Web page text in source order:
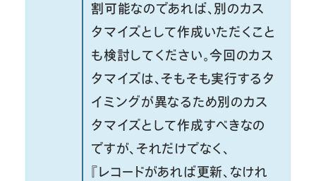
割可能なのであれば、別のカス
タマイズとして作成いただくこと
も検討してください。今回のカス
タマイズは、そもそも実行するタ
イミングが異なるため別のカス
タマイズとして作成すべきなの
ですが、それだけでなく、
『レコードがあれば更新、なけれ